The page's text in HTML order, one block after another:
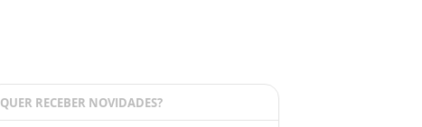
QUER RECEBER NOVIDADES?